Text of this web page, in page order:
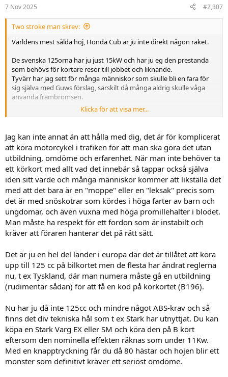
e
r
7 Nov 2025 #2,307
Two stroke man skrev:
Världens mest sålda hoj, Honda Cub är ju inte direkt någon raket.
De svenska 125orna har ju just 15kW och har ju eg den prestanda
som behövs för kortare resor till jobbet och liknande.
Tyvärr har jag sett för många människor som skulle bli en fara för
sig själva med Guws förslag, särskilt då många aldrig skulle våga
använda frambromsen.
Klicka för att visa mer...
Jag kan inte annat än att hålla med dig, det är för komplicerat
att köra motorcykel i trafiken för att man ska göra det utan
utbildning, omdöme och erfarenhet. När man inte behöver ta
ett körkort med allt vad det innebär så tappar också själva
iden sitt värde och många människor kommer att likställa det
med att det bara är en "moppe" eller en "leksak" precis som
det är med snöskotrar som kördes i höga farter av barn och
ungdomar, och även vuxna med höga promillehalter i blodet.
Man måste ha respekt för ett fordon som är instabilt och
kräver att föraren hanterar det på rätt sätt.
Det är ju en hel del länder i europa där det är tillåtet att köra
upp till 125 cc på bilkortet men de flesta har ändrat reglerna
nu, t ex Tyskland, där man numera måste gå en utbildning
(rudimentär sådan) för att få en kod på körkortet (B196).
Nu har ju då inte 125cc och mindre något ABS-krav och så
finns det div tekniska hål som t ex Stark har utnyttjat. Du kan
köpa en Stark Varg EX eller SM och köra den på B kort
eftersom den nominella effekten räknas som under 11Kw.
Med en knapptryckning får du då 80 hästar och hojen blir ett
monster som definitivt kräver ett seriöst omdöme.